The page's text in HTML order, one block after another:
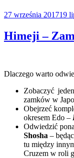
Opublikowane
27 września 201719
Himeji –
Dlaczego warto
Zobaczyć
zamków w
Obejrzeć
okresem Edo –
Odwiedzić
Shosha –
tu między
Cruzem w roli